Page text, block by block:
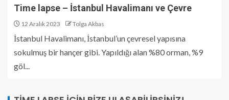
Time lapse – İstanbul Havalimanı ve Çevre
12 Aralık 2023 Tolga Akbas
İstanbul Havalimanı, İstanbul’un çevresel yapısına
sokulmuş bir hançer gibi. Yapıldığı alan %80 orman, %9
göl...